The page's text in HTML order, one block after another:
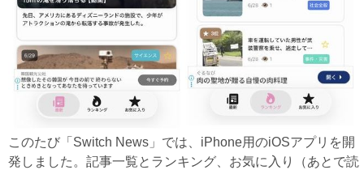
このたび「Switch News」では、iPhone用のiOSアプリを開
発しました。記事一覧とランキング、お気に入り（あとで読